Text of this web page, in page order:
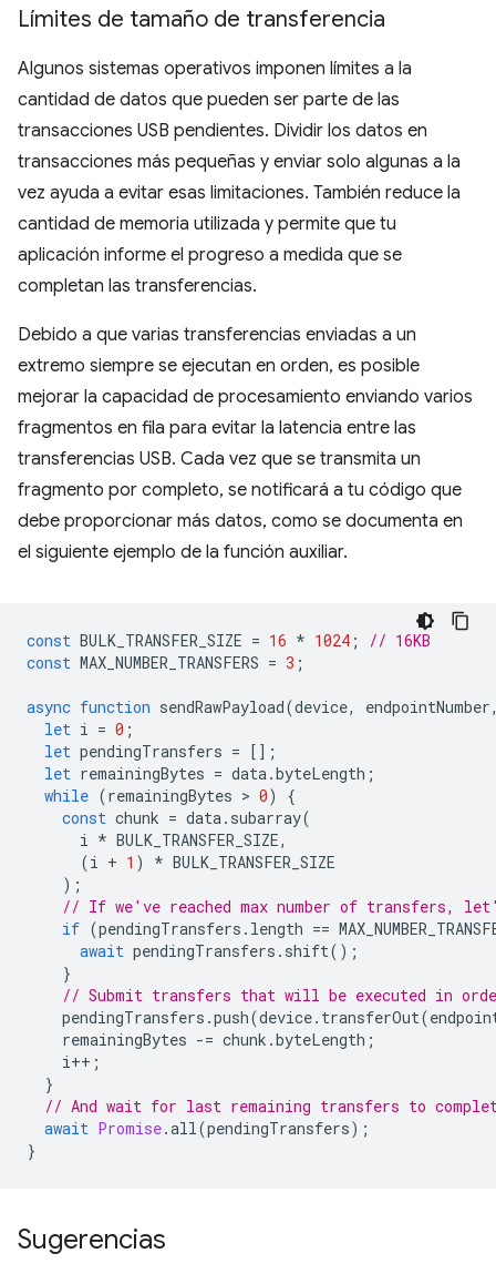
Límites de tamaño de transferencia
Algunos sistemas operativos imponen límites a la
cantidad de datos que pueden ser parte de las
transacciones USB pendientes. Dividir los datos en
transacciones más pequeñas y enviar solo algunas a la
vez ayuda a evitar esas limitaciones. También reduce la
cantidad de memoria utilizada y permite que tu
aplicación informe el progreso a medida que se
completan las transferencias.
Debido a que varias transferencias enviadas a un
extremo siempre se ejecutan en orden, es posible
mejorar la capacidad de procesamiento enviando varios
fragmentos en fila para evitar la latencia entre las
transferencias USB. Cada vez que se transmita un
fragmento por completo, se notificará a tu código que
debe proporcionar más datos, como se documenta en
el siguiente ejemplo de la función auxiliar.
const BULK_TRANSFER_SIZE = 16 * 1024 ;
// 16KB
const MAX_NUMBER_TRANSFERS = 3 ;
async function sendRawPayload(device, endpointNumber
let i = 0 ;
let pendingTransfers = [];
let remainingBytes = data.byteLength ;
while (remainingBytes > 0)
{
const chunk = data. subarray(
i * BULK_TRANSFER_SIZE,
(i + 1 ) * BULK_TRANSFER_SIZE
);
// If we've reached max number of transfers,
if (pendingTransfers . length ==
await pendingTransfers . shift();
}
// Submit transfers that will be executed in
pendingTransfers .push(device. transferOut(
remainingBytes -= chunk .byteLength ;
i++ ;
}
// And wait for last remaining transfers to
await Promise.all(pendingTransfers);
}
Sugerencias